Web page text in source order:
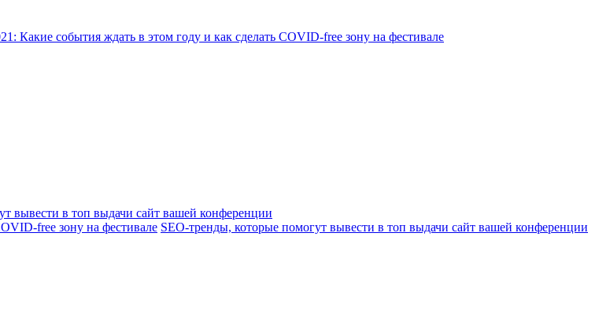
Какие события ждать в этом году и как сделать COVID-free зону на фестивале
вывести в топ выдачи сайт вашей конференции
free зону на фестивале SEO-тренды, которые помогут вывести в топ выдачи сайт вашей конференции